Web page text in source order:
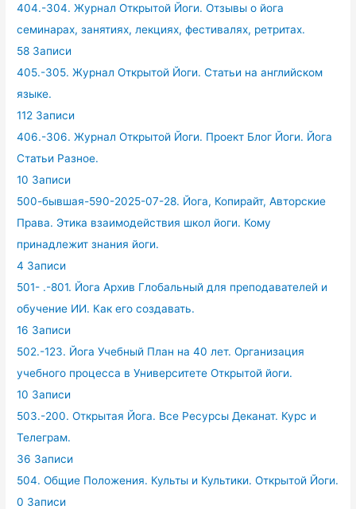
404.-304. Журнал Открытой Йоги. Отзывы о йога
семинарах, занятиях, лекциях, фестивалях, ретритах.
58 Записи
405.-305. Журнал Открытой Йоги. Статьи на английском
языке.
112 Записи
406.-306. Журнал Открытой Йоги. Проект Блог Йоги. Йога
Статьи Разное.
10 Записи
500-бывшая-590-2025-07-28. Йога, Копирайт, Авторские
Права. Этика взаимодействия школ йоги. Кому
принадлежит знания йоги.
4 Записи
501- .-801. Йога Архив Глобальный для преподавателей и
обучение ИИ. Как его создавать.
16 Записи
502.-123. Йога Учебный План на 40 лет. Организация
учебного процесса в Университете Открытой йоги.
10 Записи
503.-200. Открытая Йога. Все Ресурсы Деканат. Курс и
Телеграм.
36 Записи
504. Общие Положения. Культы и Культики. Открытой Йоги.
0 Записи